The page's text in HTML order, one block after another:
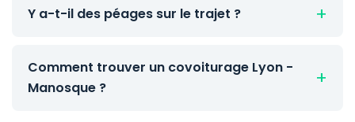
Y a-t-il des péages sur le trajet ?
Comment trouver un covoiturage Lyon -
Manosque ?